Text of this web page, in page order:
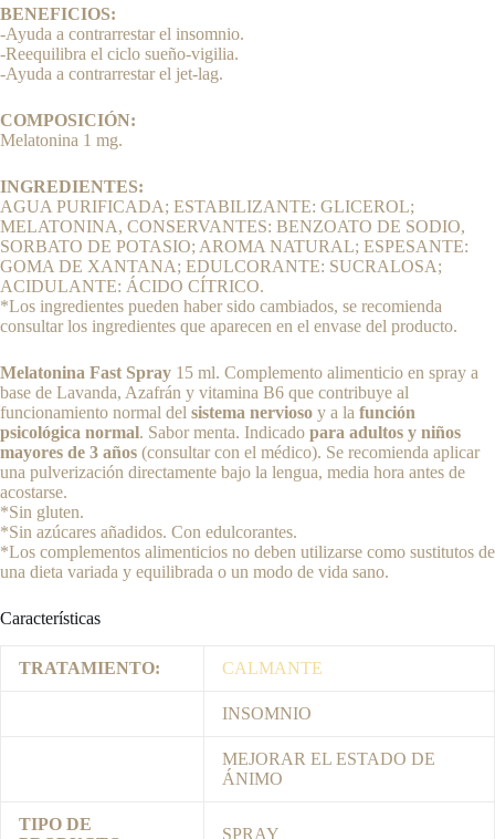
BENEFICIOS:
-Ayuda a contrarrestar el insomnio.
-Reequilibra el ciclo sueño-vigilia.
-Ayuda a contrarrestar el jet-lag.
COMPOSICIÓN:
Melatonina 1 mg.
INGREDIENTES:
AGUA PURIFICADA; ESTABILIZANTE: GLICEROL;
MELATONINA, CONSERVANTES: BENZOATO DE SODIO,
SORBATO DE POTASIO; AROMA NATURAL; ESPESANTE:
GOMA DE XANTANA; EDULCORANTE: SUCRALOSA;
ACIDULANTE: ÁCIDO CÍTRICO.
*Los ingredientes pueden haber sido cambiados, se recomienda
consultar los ingredientes que aparecen en el envase del producto.
Melatonina Fast Spray 15 ml. Complemento alimenticio en spray a
base de Lavanda, Azafrán y vitamina B6 que contribuye al
funcionamiento normal del sistema nervioso y a la función
psicológica normal. Sabor menta. Indicado para adultos y niños
mayores de 3 años (consultar con el médico). Se recomienda aplicar
una pulverización directamente bajo la lengua, media hora antes de
acostarse.
*Sin gluten.
*Sin azúcares añadidos. Con edulcorantes.
*Los complementos alimenticios no deben utilizarse como sustitutos de
una dieta variada y equilibrada o un modo de vida sano.
Características
TRATAMIENTO: CALMANTE
INSOMNIO
MEJORAR EL ESTADO DE
ÁNIMO
TIPO DE
SPRAY